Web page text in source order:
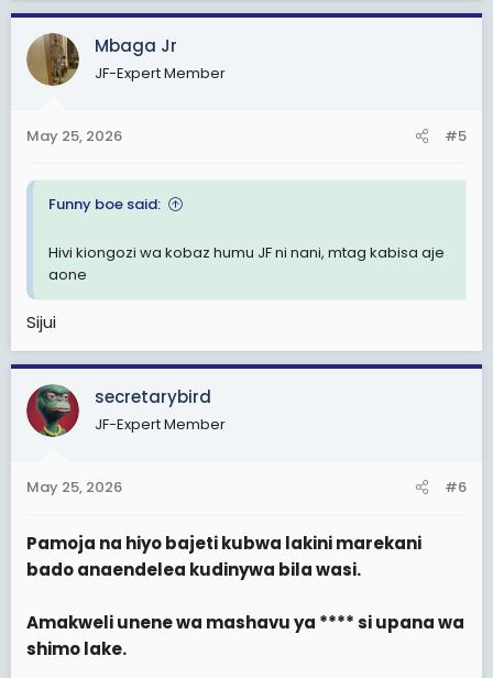
a
c
t
i
s
Mbaga Jr
JF-Expert Member
May 25, 2026 #5
Funny boe said:
Hivi kiongozi wa kobaz humu JF ni nani, mtag kabisa aje
aone
Sijui
secretarybird
JF-Expert Member
May 25, 2026 #6
Pamoja na hiyo bajeti kubwa lakini marekani
bado anaendelea kudinywa bila wasi.
Amakweli unene wa mashavu ya **** si upana wa
shimo lake.